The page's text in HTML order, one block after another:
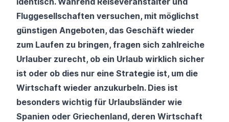
Fluggesellschaften versuchen, mit möglichst
günstigen Angeboten, das Geschäft wieder
zum Laufen zu bringen, fragen sich zahlreiche
Urlauber zurecht, ob ein Urlaub wirklich sicher
ist oder ob dies nur eine Strategie ist, um die
Wirtschaft wieder anzukurbeln. Dies ist
besonders wichtig für Urlaubsländer wie
Spanien oder Griechenland, deren Wirtschaft